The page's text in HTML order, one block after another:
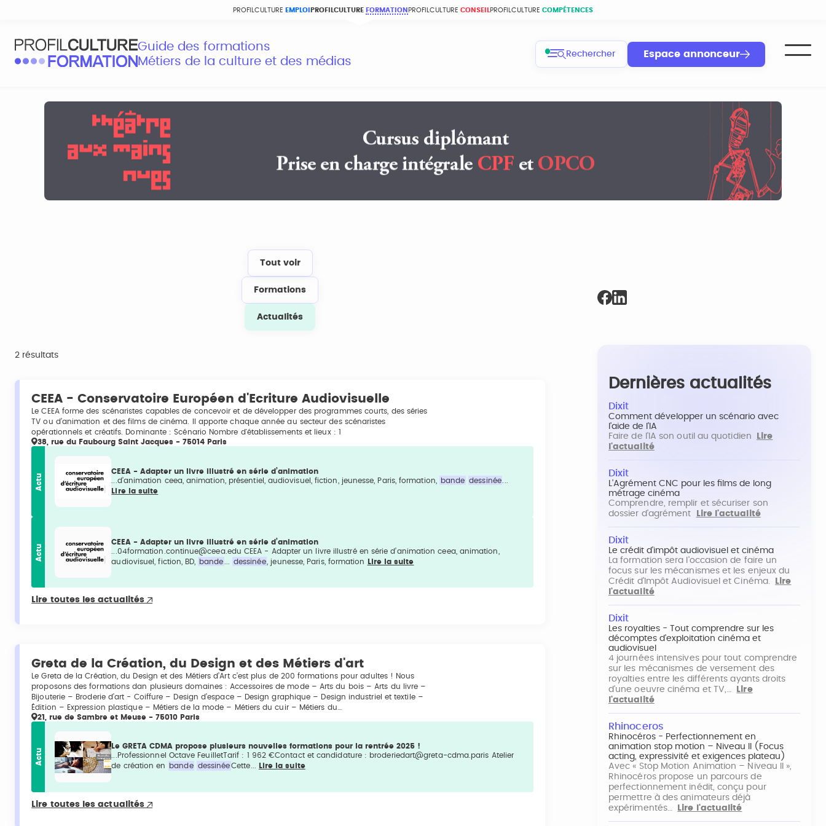
PROFILCULTURE EMPLOI PROFILCULTURE FORMATION PROFILCULTURE CONSEIL PROFILCULTURE COMPÉTENCES
Guide des formations
Métiers de la culture et des médias
Rechercher Espace annonceur
Tout voir
Formations
Actualités
2 résultats
CEEA - Conservatoire Européen d'Ecriture Audiovisuelle
Le CEEA forme des scénaristes capables de concevoir et de développer des programmes courts, des séries
TV ou d’animation et des films de cinéma. Il apporte chaque année au secteur des scénaristes
opérationnels et créatifs. Dominante : Scénario Nombre d'établissements et lieux : 1
38, rue du Faubourg Saint Jacques - 75014 Paris
Actu
CEEA - Adapter un livre illustré en série d’animation
...d’animation ceea, animation, présentiel, audiovisuel, fiction, jeunesse, Paris, formation,
bande dessinée
Lire la suite
Actu
CEEA - Adapter un livre illustré en série d’animation
...04formation.continue@ceea.edu CEEA - Adapter un livre illustré en série d’animation ceea, animation,
audiovisuel, fiction, BD,
bande dessinée , jeunesse, Paris, formation Lire la suite
Lire toutes les actualités
Greta de la Création, du Design et des Métiers d'art
Le Greta de la Création, du Design et des Métiers d’Art c’est plus de 200 formations pour adultes ! Nous
proposons des formations dan plusieurs domaines : Accessoires de mode – Arts du bois – Arts du livre –
Bijouterie – Broderie d’art - Coiffure – Design d’espace – Design graphique – Design industriel et textile –
Édition – Expression plastique – Métiers de la mode – Métiers du cuir – Métiers du…
21, rue de Sambre et Meuse - 75010 Paris
Actu
Le GRETA CDMA propose plusieurs nouvelles formations pour la rentrée 2025 !
...Professionnel Octave FeuilletTarif : 1 962 €Contact et candidature : broderiedart@greta-cdma.paris Atelier
de création en
bande dessinéeCette... Lire la suite
Lire toutes les actualités
Dernières actualités
Dixit
Comment développer un scénario avec
l'aide de l'IA
Faire de l'IA son outil au quotidien
Lire
l'actualité
Dixit
L'Agrément CNC pour les films de long
métrage cinéma
Comprendre, remplir et sécuriser son
dossier d'agrément
Lire l'actualité
Dixit
Le crédit d'impôt audiovisuel et cinéma
La formation sera l'occasion de faire un
focus sur les mécanismes et les enjeux du
Crédit d'Impôt Audiovisuel et Cinéma.
Lire
l'actualité
Dixit
Les royalties - Tout comprendre sur les
décomptes d'exploitation cinéma et
audiovisuel
4 journées intensives pour tout comprendre
sur les mécanismes de versement des
royalties entre les différents ayants droits
d'une oeuvre cinéma et TV,…
Lire
l'actualité
Rhinoceros
Rhinocéros - Perfectionnement en
animation stop motion – Niveau II (Focus
acting, expressivité et exigences plateau)
Avec « Stop Motion Animation – Niveau II »,
Rhinocéros propose un parcours de
perfectionnement inédit, conçu pour
permettre à des animateurs déjà
expérimentés…
Lire l'actualité